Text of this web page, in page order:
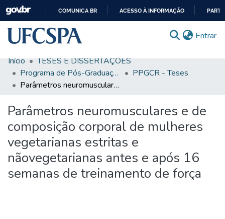
CONTEÚDO
COMUNICA BR ACESSO À INFORMAÇÃO
Entrar
Comunidades & Coleções
Busca Facetada
Estatísticas
Autoarquivamento
Sobre o RI-UFCSPA
FAQ
Início
TESES E DISSERTAÇÕES
Programa de Pós-Graduação em Ciências da Reabilitação
PPGCR - Teses
Parâmetros neuromusculares e de composição corporal de mulheres vegetarianas estritas e nãovegetarianas antes e após 16 semanas de treinamento de força
Parâmetros neuromusculares e de
composição corporal de mulheres
vegetarianas estritas e
nãovegetarianas antes e após 16
semanas de treinamento de força